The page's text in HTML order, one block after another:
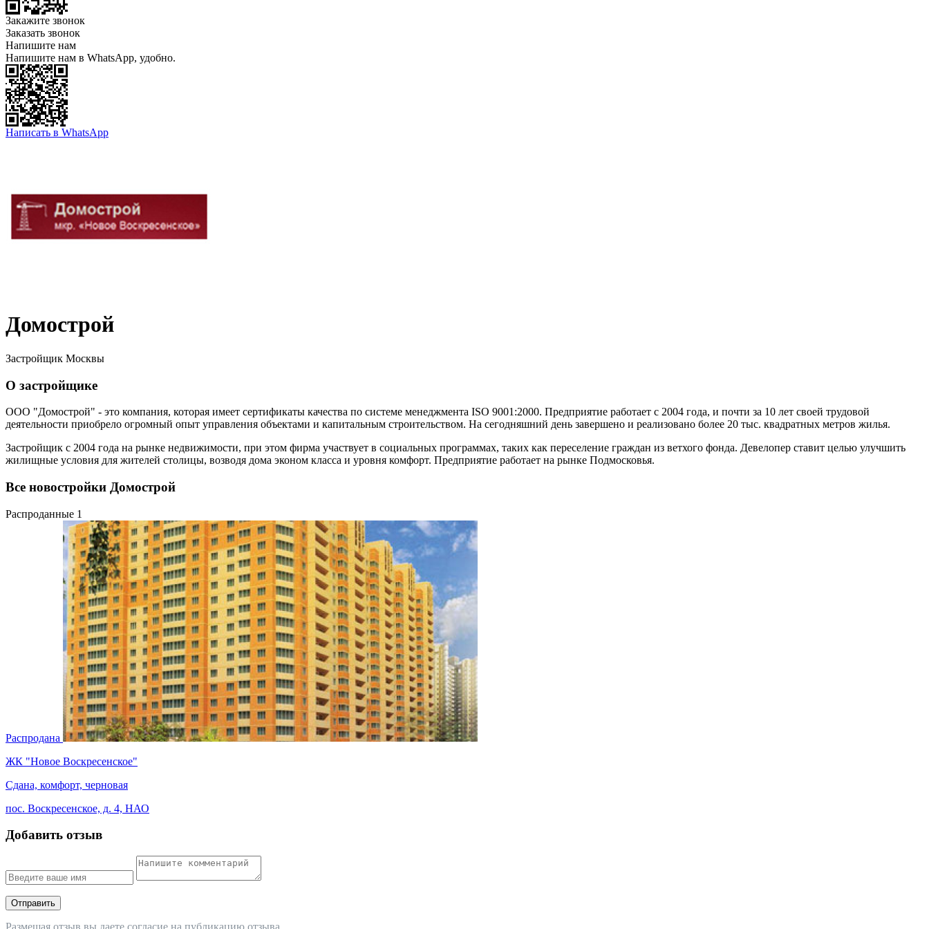
Закажите звонок
Заказать звонок
Напишите нам
Напишите нам в WhatsApp, удобно.
Написать в WhatsApp
Домострой
Застройщик Москвы
О застройщике
ООО "Домострой" - это компания, которая имеет сертификаты качества по системе менеджмента ISO 9001:2000. Предприятие работает с 2004 года, и почти за 10 лет своей трудовой
деятельности приобрело огромный опыт управления объектами и капитальным строительством. На сегодняшний день завершено и реализовано более 20 тыс. квадратных метров жилья.
Застройщик с 2004 года на рынке недвижимости, при этом фирма участвует в социальных программах, таких как переселение граждан из ветхого фонда. Девелопер ставит целью улучшить
жилищные условия для жителей столицы, возводя дома эконом класса и уровня комфорт. Предприятие работает на рынке Подмосковья.
Все новостройки Домострой
Распроданные 1
Распродана
ЖК "Новое Воскресенское"
Сдана, комфорт, черновая
пос. Воскресенское, д. 4, НАО
Добавить отзыв
Отправить